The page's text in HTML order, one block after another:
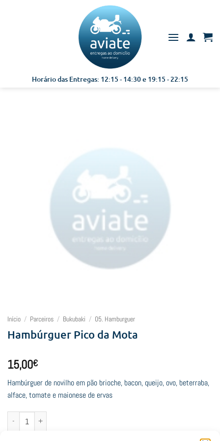
Horário das Entregas: 12:15 - 14:30 e 19:15 - 22:15
Início / Parceiros / Bukubaki / 05. Hamburguer
Hambúrguer Pico da Mota
15,00€
Hambúrguer de novilho em pão brioche, bacon, queijo, ovo, beterraba,
alface, tomate e maionese de ervas
Quantidade de Hambúrguer Pico da Mota